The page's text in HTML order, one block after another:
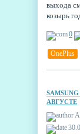
выхода
козырь
поводу
0
OnePlus
АВГУСТЕ